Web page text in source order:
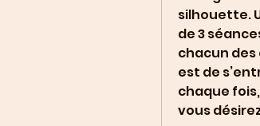
silhouette.
de 3
chacun
est de
chaque
vous